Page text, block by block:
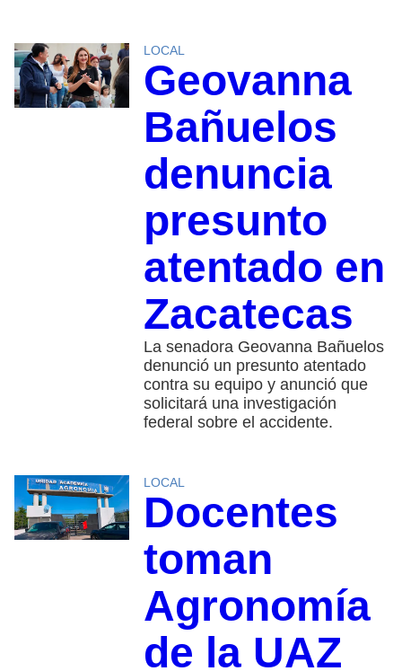
LOCAL
Geovanna
Bañuelos
denuncia
presunto
atentado en
Zacatecas
La senadora Geovanna Bañuelos
denunció un presunto atentado
contra su equipo y anunció que
solicitará una investigación
federal sobre el accidente.
LOCAL
Docentes
toman
Agronomía
de la UAZ